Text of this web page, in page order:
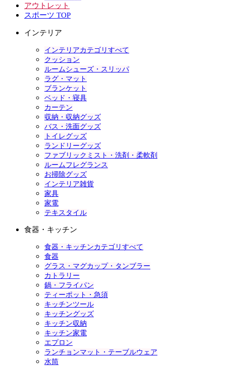
アウトレット
スポーツ TOP
インテリア
インテリアカテゴリすべて
クッション
ルームシューズ・スリッパ
ラグ・マット
ブランケット
ベッド・寝具
カーテン
収納・収納グッズ
バス・洗面グッズ
トイレグッズ
ランドリーグッズ
ファブリックミスト・洗剤・柔軟剤
ルームフレグランス
お掃除グッズ
インテリア雑貨
家具
家電
テキスタイル
食器・キッチン
食器・キッチンカテゴリすべて
食器
グラス・マグカップ・タンブラー
カトラリー
鍋・フライパン
ティーポット・急須
キッチンツール
キッチングッズ
キッチン収納
キッチン家電
エプロン
ランチョンマット・テーブルウェア
水筒